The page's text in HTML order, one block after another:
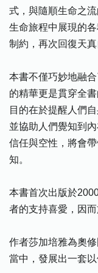
式，與隨順生命之
生命旅程中展現的
制約，再次回復天真
本書不僅巧妙地融
的精華更是貫穿全
目的在於提醒人們
並協助人們覺知到
信任與空性，將會
知。
本書首次出版於
者的支持喜愛，因而
作者莎加培雅為奧
當中，發展出一套